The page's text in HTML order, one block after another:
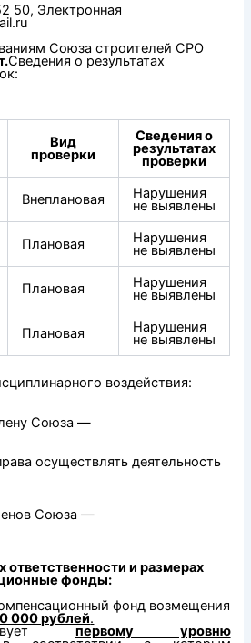
50, Электронная
Союза строителей СРО
Сведения о результатах
Вид
проверки
Сведения о
результатах
проверки
Внеплановая Нарушения
не выявлены
Плановая Нарушения
не выявлены
Плановая Нарушения
не выявлены
Плановая Нарушения
не выявлены
воздействия:
Союза —
осуществлять деятельность
Союза —
ответственности и размерах
фонды:
фонд возмещения
000 рублей.
первому уровню